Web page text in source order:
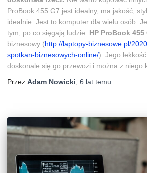
ProBook 455 G7 jest idealny, ma jakość,
idealnie. Jest to komputer dla wielu osób.
tym, po co sięgają ludzie. HP ProBook 455
biznesowy (http://laptopy-biznesowe.pl/
spotkan-biznesowych-online/). Jego
doskonale się go przewozi i można z niego
Przez Adam Nowicki, 6 lat temu